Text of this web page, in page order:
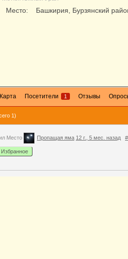
Место: Башкирия, Бурзянский
Карта Посетители 1 Отзывы
1)
Место Пропащая яма 12 г., 5 мес. назад #
Избранное